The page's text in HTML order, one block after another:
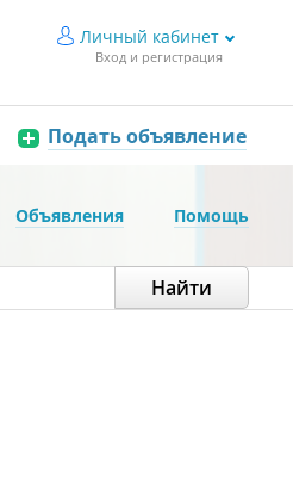
Личный кабинет
Вход и регистрация
Подать объявление
Объявления Помощь